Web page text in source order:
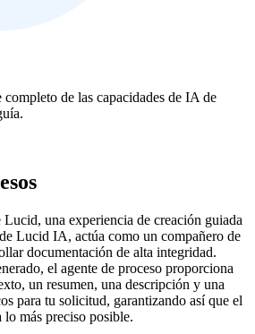
completo de las capacidades de IA de
Lucid, una experiencia de creación guiada
Lucid IA, actúa como un compañero de
documentación de alta integridad.
el agente de proceso proporciona
un resumen, una descripción y una
para tu solicitud, garantizando así que el
lo más preciso posible.